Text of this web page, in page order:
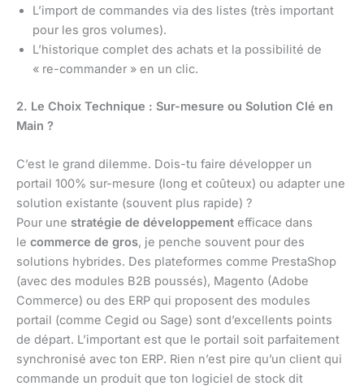
L’import de commandes via des listes (très important
pour les gros volumes).
L’historique complet des achats et la possibilité de
« re-commander » en un clic.
2. Le Choix Technique : Sur-mesure ou Solution Clé en
Main ?
C’est le grand dilemme. Dois-tu faire développer un
portail 100% sur-mesure (long et coûteux) ou adapter une
solution existante (souvent plus rapide) ?
Pour une stratégie de développement efficace dans
le commerce de gros, je penche souvent pour des
solutions hybrides. Des plateformes comme PrestaShop
(avec des modules B2B poussés), Magento (Adobe
Commerce) ou des ERP qui proposent des modules
portail (comme Cegid ou Sage) sont d’excellents points
de départ. L’important est que le portail soit parfaitement
synchronisé avec ton ERP. Rien n’est pire qu’un client qui
commande un produit que ton logiciel de stock dit